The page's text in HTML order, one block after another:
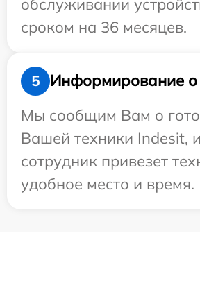
обслуживании
сроком на 36 месяцев.
5
Информирование о
Мы сообщим Вам о
Вашей техники Indesit,
сотрудник привезет
удобное место и время.